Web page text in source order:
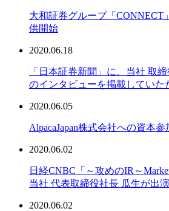
大和証券グループ「CONNECT
供開始
2020.06.18
「日本証券新聞」に、当社 取
のインタビューを掲載していた
2020.06.05
AlpacaJapan株式会社への資本
2020.06.02
日経CNBC「～攻めのIR～
当社 代表取締役社長 瓜生が出
2020.06.02